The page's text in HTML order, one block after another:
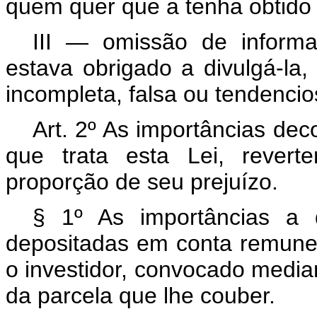
quem quer que a tenha
III — omissão de
estava obrigado a divulgá-
incompleta, falsa ou
Art. 2º As importâncias
que trata esta Lei,
proporção de seu prejuízo.
§ 1º As importâncias a
depositadas em conta
o investidor, convocado
da parcela que lhe couber.